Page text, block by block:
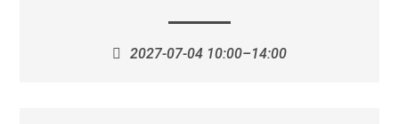
2027-07-04 10:00–14:00